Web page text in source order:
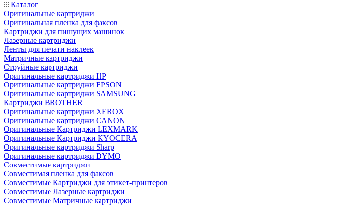
Каталог
Оригинальные картриджи
Оригинальная пленка для факсов
Картриджи для пишущих машинок
Лазерные картриджи
Ленты для печати наклеек
Матричные картриджи
Струйные картриджи
Оригинальные картриджи HP
Оригинальные картриджи EPSON
Оригинальные картриджи SAMSUNG
Картриджи BROTHER
Оригинальные картриджи XEROX
Оригинальные картриджи CANON
Оригинальные Картриджи LEXMARK
Оригинальные Картриджи KYOCERA
Оригинальные картриджи Sharp
Оригинальные картриджи DYMO
Совместимые картриджи
Совместимая пленка для факсов
Совместимые Картриджи для этикет-принтеров
Совместимые Лазерные картриджи
Совместимые Матричные картриджи